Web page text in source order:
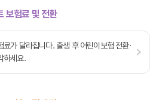
보험료 및 전환
료가 달라집니다. 출생 후 어린이보험 전환·
하세요.